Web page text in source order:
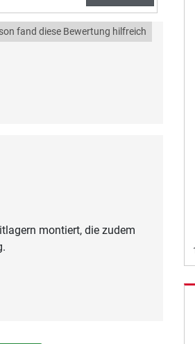
fand diese Bewertung hilfreich
montiert, die zudem